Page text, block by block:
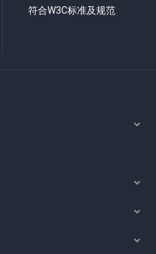
符合W3C标准及规范